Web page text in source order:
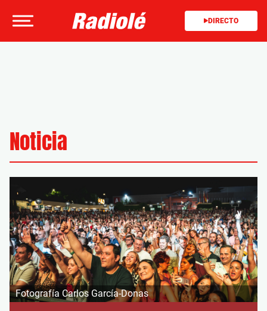
DIRECTO
Noticia
Fotografía Carlos García-Donas